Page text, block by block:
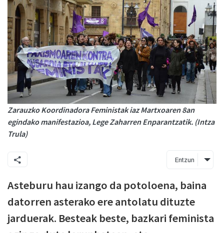
Zarauzko Koordinadora Feministak iaz Martxoaren 8an
egindako manifestazioa, Lege Zaharren Enparantzatik. (Intza
Trula)
Entzun
Asteburu hau izango da potoloena, baina
datorren asterako ere antolatu dituzte
jarduerak. Besteak beste, bazkari feminista